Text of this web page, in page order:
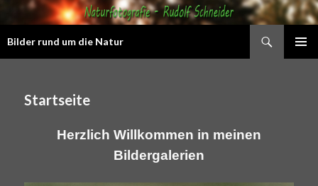
Bilder rund um die Natur
Startseite
Herzlich Willkommen in meinen
Bildergalerien